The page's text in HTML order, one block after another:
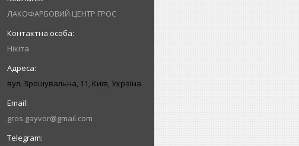
ЛАКОФАРБОВИЙ ЦЕНТР ГРОС
Нікіта
вул. Зрошувальна, 11, Київ, Україна
gros.gayvor@gmail.com